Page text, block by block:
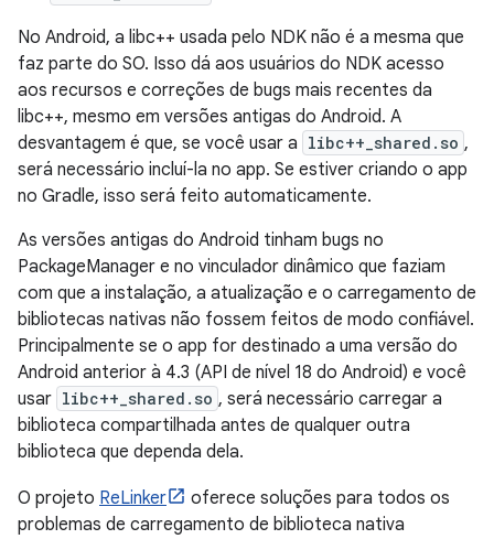
No Android, a libc++ usada pelo NDK não é a mesma que
faz parte do SO. Isso dá aos usuários do NDK acesso
aos recursos e correções de bugs mais recentes da
libc++, mesmo em versões antigas do Android. A
desvantagem é que, se você usar a libc++_shared.so ,
será necessário incluí-la no app. Se estiver criando o app
no Gradle, isso será feito automaticamente.
As versões antigas do Android tinham bugs no
PackageManager e no vinculador dinâmico que faziam
com que a instalação, a atualização e o carregamento de
bibliotecas nativas não fossem feitos de modo confiável.
Principalmente se o app for destinado a uma versão do
Android anterior à 4.3 (API de nível 18 do Android) e você
usar libc++_shared.so , será necessário carregar a
biblioteca compartilhada antes de qualquer outra
biblioteca que dependa dela.
O projeto ReLinker
oferece soluções para todos os
problemas de carregamento de biblioteca nativa